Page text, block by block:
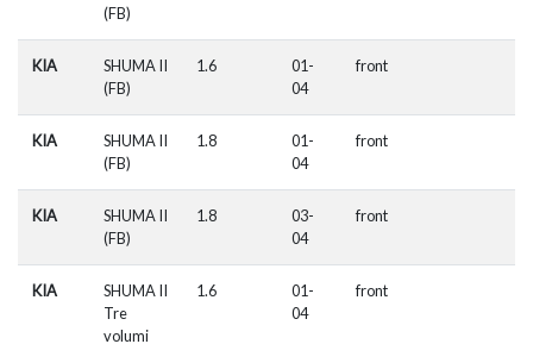
(FB)
KIA
SHUMA II
(FB)
1.6
01-
04
front
KIA
SHUMA II
(FB)
1.8
01-
04
front
KIA
SHUMA II
(FB)
1.8
03-
04
front
KIA
SHUMA II
Tre
volumi
1.6
01-
04
front